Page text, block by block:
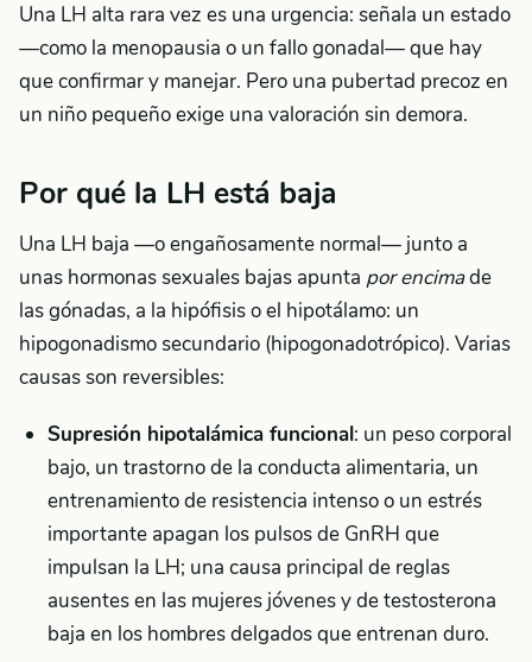
Una LH alta rara vez es una urgencia: señala un estado
—como la menopausia o un fallo gonadal— que hay
que confirmar y manejar. Pero una pubertad precoz en
un niño pequeño exige una valoración sin demora.
Por qué la LH está baja
Una LH baja —o engañosamente normal— junto a
unas hormonas sexuales bajas apunta por encimade
las gónadas, a la hipófisis o el hipotálamo: un
hipogonadismo secundario (hipogonadotrópico). Varias
causas son reversibles:
Supresión hipotalámica funcional: un peso corporal
bajo, un trastorno de la conducta alimentaria, un
entrenamiento de resistencia intenso o un estrés
importante apagan los pulsos de GnRH que
impulsan la LH; una causa principal de reglas
ausentes en las mujeres jóvenes y de testosterona
baja en los hombres delgados que entrenan duro.